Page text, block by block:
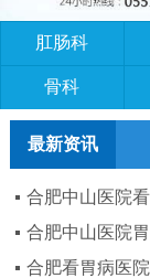
肛肠科
骨科
最新资讯
合肥中山医院
合肥中山医院
合肥看胃病医